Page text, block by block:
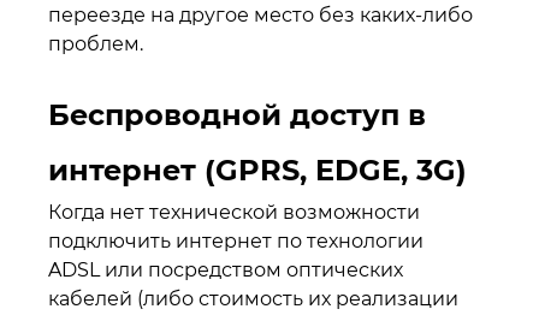
переезде на другое место без каких-либо
проблем.
Беспроводной доступ в
интернет (GPRS, EDGE, 3G)
Когда нет технической возможности
подключить интернет по технологии
ADSL или посредством оптических
кабелей (либо стоимость их реализации